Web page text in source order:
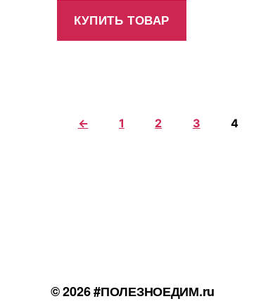
КУПИТЬ ТОВАР
← 1 2 3 4
© 2026#ПОЛЕЗНОЕДИМ.ru